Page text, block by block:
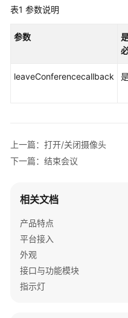
述
录
入
场
表1 参数说明
参数
leaveConferencecallback
上一篇：打开/关闭摄像头
下一篇：结束会议
相关文档
产品特点
平台接入
外观
接口与功能模块
指示灯